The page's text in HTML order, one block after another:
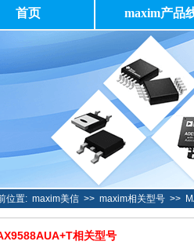
首页 maxim产品
位置: maxim美信>> maxim相关型号>>
相关型号